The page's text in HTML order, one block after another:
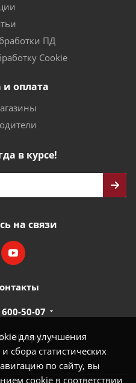
для улучшения
сбора статистических
по сайту, вы
cookie в соответствии
ПД
Cookie
и оплата
в курсе!
на связи
50-07
kpd.ru